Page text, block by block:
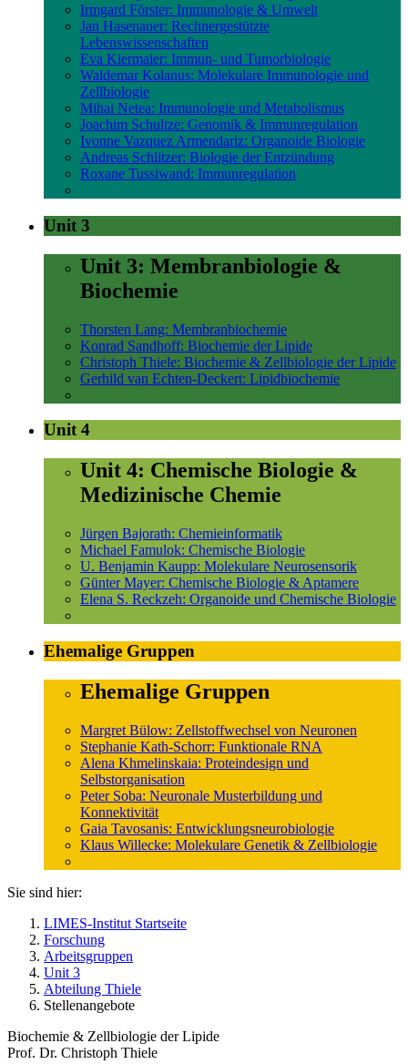
Irmgard Förster: Immunologie & Umwelt
Jan Hasenauer: Rechnergestützte
Lebenswissenschaften
Eva Kiermaier: Immun- und Tumorbiologie
Waldemar Kolanus: Molekulare Immunologie und
Zellbiologie
Mihai Netea: Immunologie und Metabolismus
Joachim Schultze: Genomik & Immunregulation
Ivonne Vazquez Armendariz: Organoide Biologie
Andreas Schlitzer: Biologie der Entzündung
Roxane Tussiwand: Immunregulation
Unit 3
Unit 3: Membranbiologie &
Biochemie
Thorsten Lang: Membranbiochemie
Konrad Sandhoff: Biochemie der Lipide
Christoph Thiele: Biochemie & Zellbiologie der Lipide
Gerhild van Echten-Deckert: Lipidbiochemie
Unit 4
Unit 4: Chemische Biologie &
Medizinische Chemie
Jürgen Bajorath: Chemieinformatik
Michael Famulok: Chemische Biologie
U. Benjamin Kaupp: Molekulare Neurosensorik
Günter Mayer: Chemische Biologie & Aptamere
Elena S. Reckzeh: Organoide und Chemische Biologie
Ehemalige Gruppen
Ehemalige Gruppen
Margret Bülow: Zellstoffwechsel von Neuronen
Stephanie Kath-Schorr: Funktionale RNA
Alena Khmelinskaia: Proteindesign und
Selbstorganisation
Peter Soba: Neuronale Musterbildung und
Konnektivität
Gaia Tavosanis: Entwicklungsneurobiologie
Klaus Willecke: Molekulare Genetik & Zellbiologie
Sie sind hier:
LIMES-Institut Startseite
Forschung
Arbeitsgruppen
Unit 3
Abteilung Thiele
Stellenangebote
Biochemie & Zellbiologie der Lipide
Prof. Dr. Christoph Thiele